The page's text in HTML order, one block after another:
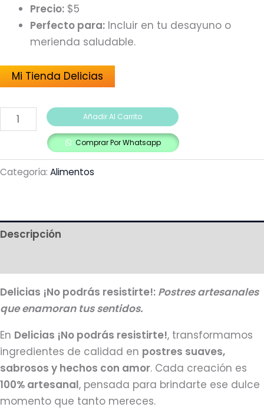
Precio: $5
Perfecto para: Incluir en tu desayuno o
merienda saludable.
Mi Tienda Delicias
Añadir Al Carrito
Comprar Por Whatsapp
Categoría: Alimentos
Descripción
Delicias ¡No podrás resistirte!: Postres artesanales
que enamoran tus sentidos.
En Delicias ¡No podrás resistirte!, transformamos
ingredientes de calidad en postres suaves,
sabrosos y hechos con amor. Cada creación es
100% artesanal, pensada para brindarte ese dulce
momento que tanto mereces.